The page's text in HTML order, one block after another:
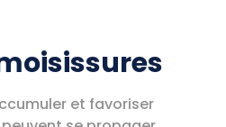
et favoriser